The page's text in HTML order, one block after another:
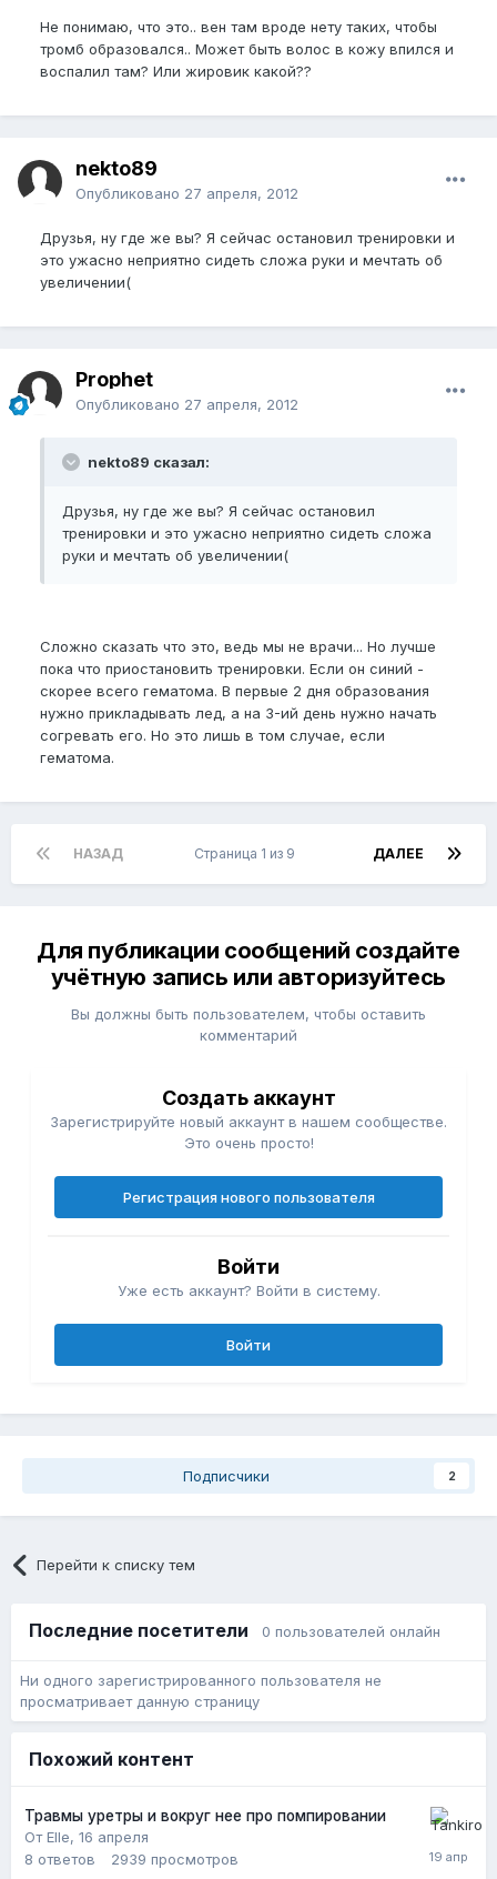
Не понимаю, что это.. вен там вроде нету таких, чтобы
тромб образовался.. Может быть волос в кожу впился и
воспалил там? Или жировик какой??
nekto89
Опубликовано 27 апреля, 2012
Друзья, ну где же вы? Я сейчас остановил тренировки и
это ужасно неприятно сидеть сложа руки и мечтать об
увеличении(
Prophet
Опубликовано 27 апреля, 2012
nekto89 сказал:
Друзья, ну где же вы? Я сейчас остановил
тренировки и это ужасно неприятно сидеть сложа
руки и мечтать об увеличении(
Сложно сказать что это, ведь мы не врачи... Но лучше
пока что приостановить тренировки. Если он синий -
скорее всего гематома. В первые 2 дня образования
нужно прикладывать лед, а на 3-ий день нужно начать
согревать его. Но это лишь в том случае, если
гематома.
НАЗАД ДАЛЕЕ
Страница 1 из 9
Для публикации сообщений создайте
учётную запись или авторизуйтесь
Вы должны быть пользователем, чтобы оставить
комментарий
Создать аккаунт
Зарегистрируйте новый аккаунт в нашем сообществе.
Это очень просто!
Регистрация нового пользователя
Войти
Уже есть аккаунт? Войти в систему.
Войти
Подписчики 2
Перейти к списку тем
Последние посетители 0 пользователей онлайн
Ни одного зарегистрированного пользователя не
просматривает данную страницу
Похожий контент
Травмы уретры и вокруг нее про помпировании
От Elle, 16 апреля
8 ответов 2939 просмотров